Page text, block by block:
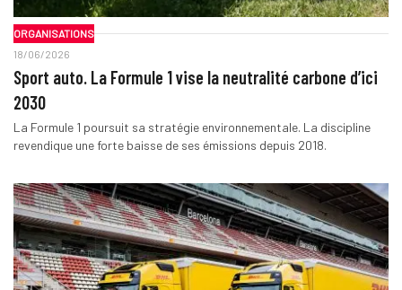
ORGANISATIONS
18/06/2026
Sport auto. La Formule 1 vise la neutralité carbone d’ici
2030
La Formule 1 poursuit sa stratégie environnementale. La discipline
revendique une forte baisse de ses émissions depuis 2018.